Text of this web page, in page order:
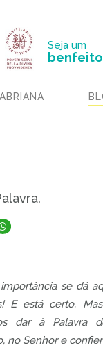
Seja um
se dá
E está certo.
dar à Palavra
no Senhor e